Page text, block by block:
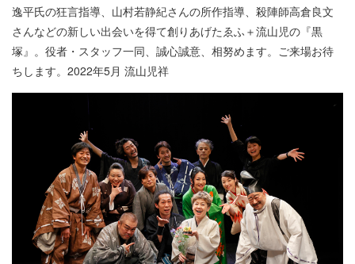
逸平氏の狂言指導、山村若静紀さんの所作指導、殺陣師高倉良文
さんなどの新しい出会いを得て創りあげたゑふ＋流山児の『黒
塚』。役者・スタッフ一同、誠心誠意、相努めます。ご来場お待
ちします。2022年5月 流山児祥